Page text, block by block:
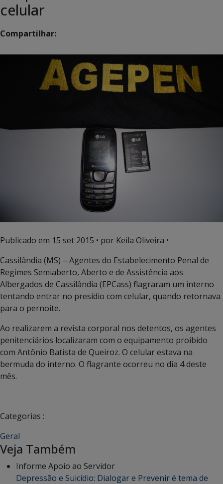
celular
Compartilhar:
Publicado em 15 set 2015 • por Keila Oliveira •
Cassilândia (MS) – Agentes do Estabelecimento Penal de
Regimes Semiaberto, Aberto e de Assistência aos
Albergados de Cassilândia (EPCass) flagraram um interno
tentando entrar no presídio com celular, quando retornava
para o pernoite.
Ao realizarem a revista corporal nos detentos, os agentes
penitenciários localizaram com o equipamento proibido
com Antônio Batista de Queiroz. O celular estava na
bermuda do interno. O flagrante ocorreu no dia 4 deste
mês.
Categorias :
Geral
Veja Também
Informe Apoio ao Servidor
Depressão e Suicídio: Dialogar e Prevenir é tema de